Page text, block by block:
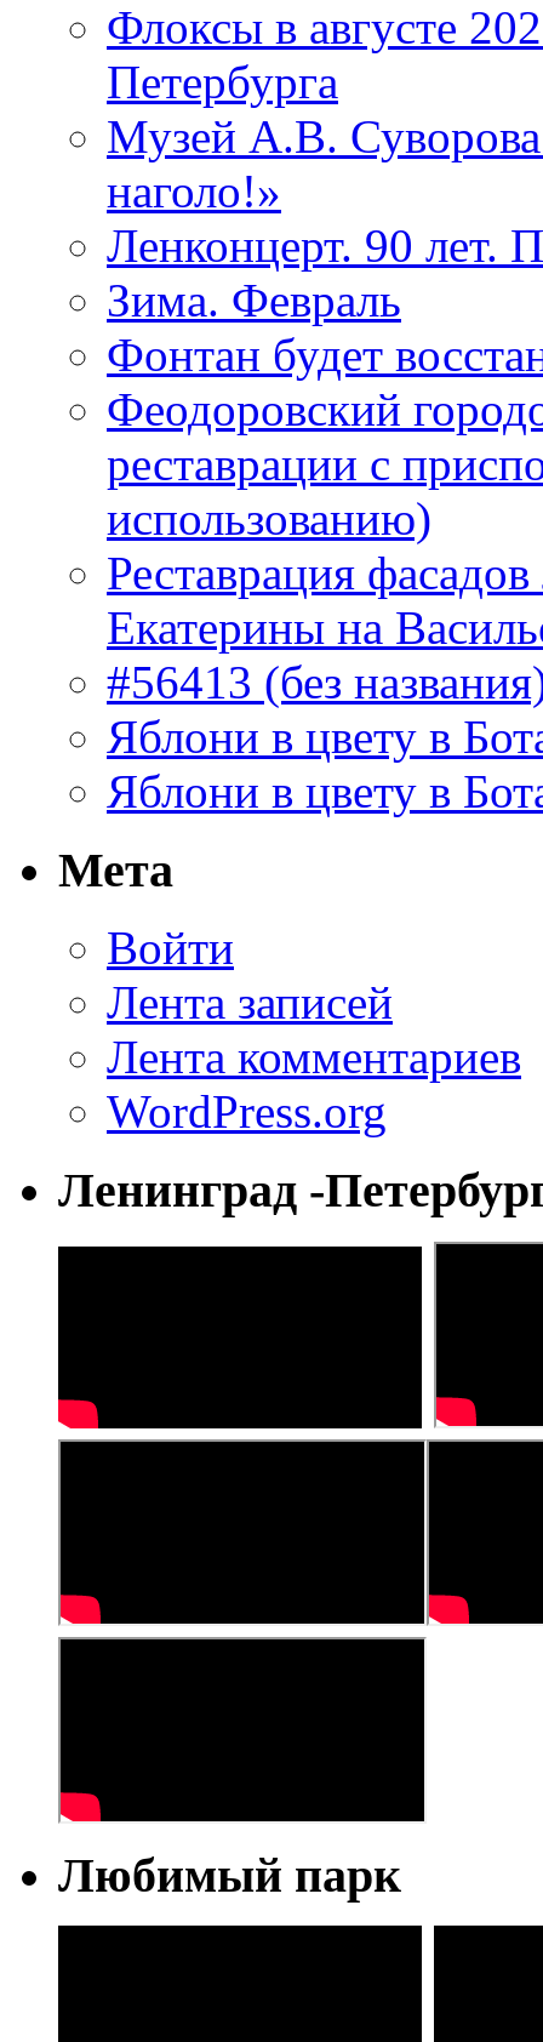
Флоксы в августе
Петербурга
Музей А.В.
наголо!»
Ленконцерт. 90 лет.
Зима. Февраль
Фонтан будет
Феодоровский
реставрации с
использованию)
Реставрация
Екатерины на
#56413 (без
Яблони в цвету в
Яблони в цвету в
Мета
Войти
Лента записей
Лента комментариев
WordPress.org
Ленинград -
Любимый парк